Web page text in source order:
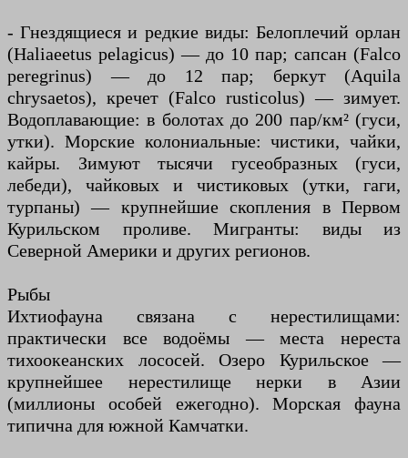
- Гнездящиеся и редкие виды: Белоплечий орлан
(Haliaeetus pelagicus) — до 10 пар; сапсан (Falco
peregrinus) — до 12 пар; беркут (Aquila
chrysaetos), кречет (Falco rusticolus) — зимует.
Водоплавающие: в болотах до 200 пар/км² (гуси,
утки). Морские колониальные: чистики, чайки,
кайры. Зимуют тысячи гусеобразных (гуси,
лебеди), чайковых и чистиковых (утки, гаги,
турпаны) — крупнейшие скопления в Первом
Курильском проливе. Мигранты: виды из
Северной Америки и других регионов.
Рыбы
Ихтиофауна связана с нерестилищами:
практически все водоёмы — места нереста
тихоокеанских лососей. Озеро Курильское —
крупнейшее нерестилище нерки в Азии
(миллионы особей ежегодно). Морская фауна
типична для южной Камчатки.